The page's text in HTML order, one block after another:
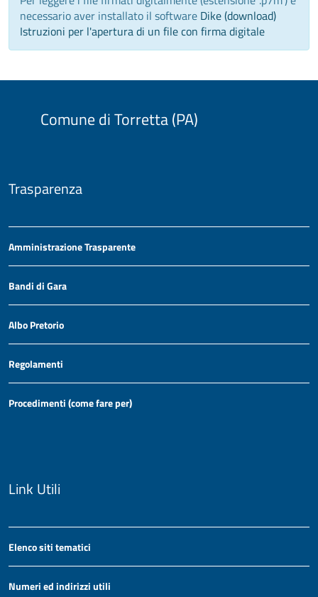
necessario aver installato il software Dike (download)
Istruzioni per l'apertura di un file con firma digitale
Comune di Torretta (PA)
Trasparenza
Amministrazione Trasparente
Bandi di Gara
Albo Pretorio
Regolamenti
Procedimenti (come fare per)
Link Utili
Elenco siti tematici
Numeri ed indirizzi utili